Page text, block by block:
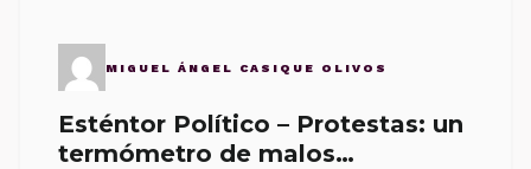
MIGUEL ÁNGEL CASIQUE OLIVOS
Esténtor Político – Protestas: un
termómetro de malos